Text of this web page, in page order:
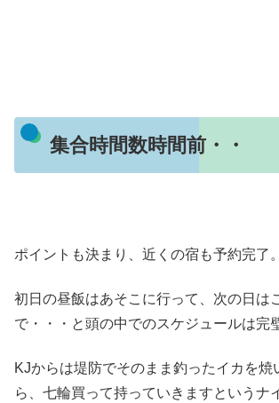
集合時間数時間前・・
ポイントも決まり、近くの宿も予約完了。
初日の昼飯はあそこに行って、次の日は
で・・・と頭の中でのスケジュールは完
KJからは堤防でそのまま釣ったイカを焼
ら、七輪買って持っていきますというナ